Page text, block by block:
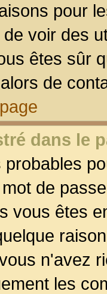
pour
voir des
êtes sûr
de
dans le
de
vous êtes
n'avez
les